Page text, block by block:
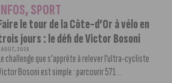
,SPORT
le tour de la Côte-d’Or à vélo en
jours : le défi de Victor Bosoni
AOÛT, 2026
challenge que s’apprête à relever l’ultra-cycliste
Bosoni est simple : parcourir 571...